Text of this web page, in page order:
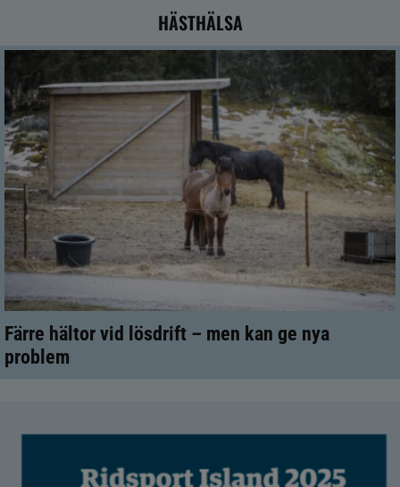
HÄSTHÄLSA
Färre hältor vid lösdrift – men kan ge nya
problem